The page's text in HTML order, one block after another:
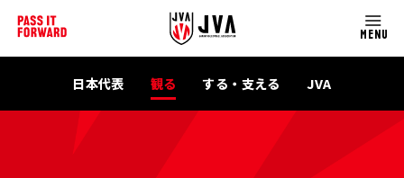
MENU
日本代表 観る する・支える JVA